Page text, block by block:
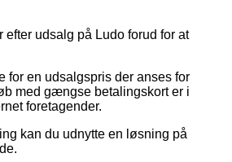
udsalg på Ludo forud for at
for en udsalgspris der anses for
med gængse betalingskort er i
foretagender.
kan du udnytte en løsning på